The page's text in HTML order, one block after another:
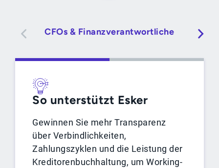
CFOs & Finanzverantwortliche
So unterstützt Esker
Gewinnen Sie mehr Transparenz
über Verbindlichkeiten,
Zahlungszyklen und die Leistung der
Kreditorenbuchhaltung, um Working-